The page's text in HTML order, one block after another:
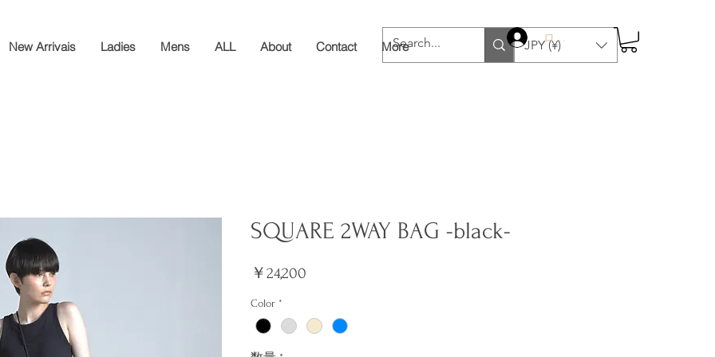
New Arrivais Ladies Mens ALL About Contact More
ログイン
JPY (¥)
SQUARE 2WAY BAG -black-
￥24,200
Color *